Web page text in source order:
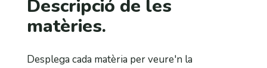
Descripció de les
matèries.
Desplega cada matèria per veure'n la